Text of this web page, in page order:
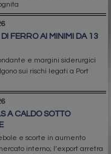
FERRO AI MINIMI DA 13
e margini siderurgici
sui rischi legati a Port
A CALDO SOTTO
e scorte in aumento
interno; l’export arretra